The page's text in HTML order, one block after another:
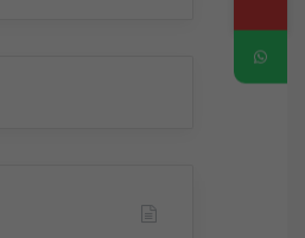
Hace 2 días
LATAM